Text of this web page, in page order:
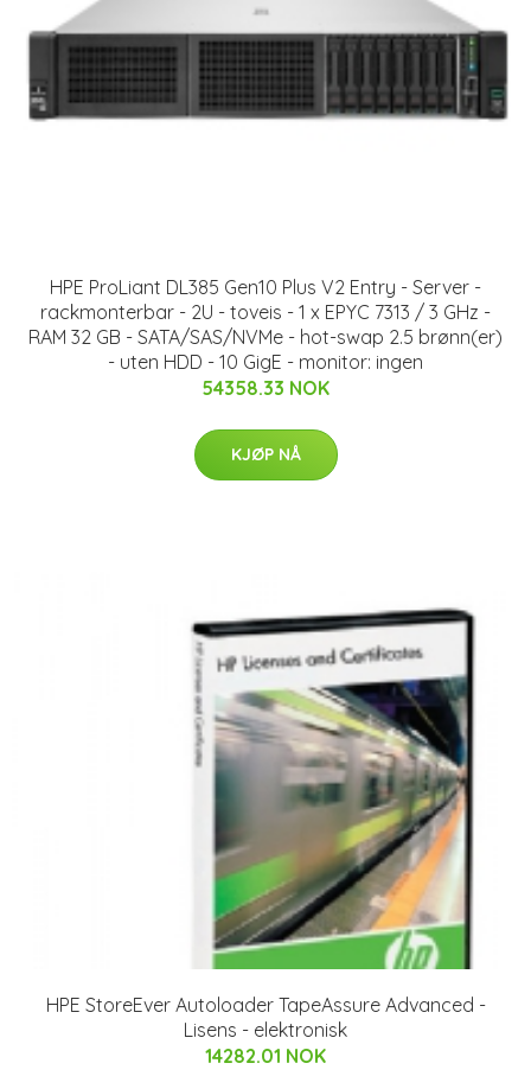
HPE ProLiant DL385 Gen10 Plus V2 Entry - Server -
rackmonterbar - 2U - toveis - 1 x EPYC 7313 / 3 GHz -
RAM 32 GB - SATA/SAS/NVMe - hot-swap 2.5 brønn(er)
- uten HDD - 10 GigE - monitor: ingen
54358.33 NOK
KJØP NÅ
HPE StoreEver Autoloader TapeAssure Advanced -
Lisens - elektronisk
14282.01 NOK